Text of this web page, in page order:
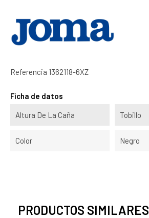
Referencia 1362118-6XZ
Ficha de datos
Altura De La Caña Tobillo
Color Negro
PRODUCTOS SIMILARES